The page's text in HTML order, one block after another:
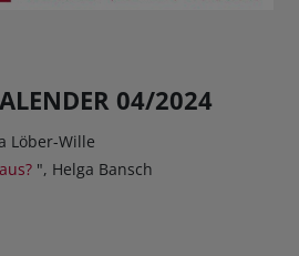
04/2024
Löber-Wille
", Helga Bansch